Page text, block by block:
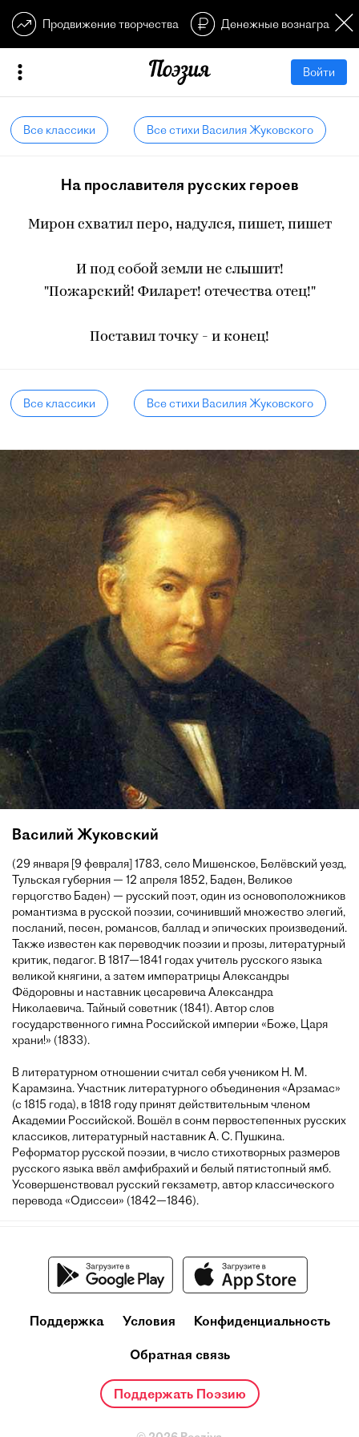
Продвижение творчества Денежные
Войти
Все классики Все стихи Василия Жуковского
На прославителя русских героев
Мирон схватил перо, надулся, пишет, пишет
И под собой земли не слышит!
"Пожарский! Филарет! отечества отец!"
Поставил точку - и конец!
Все классики Все стихи Василия Жуковского
Василий Жуковский
(29 января [9 февраля] 1783, село Мишенское, Белёвский уезд,
Тульская губерния — 12 апреля 1852, Баден, Великое
герцогство Баден) — русский поэт, один из основоположников
романтизма в русской поэзии, сочинивший множество элегий,
посланий, песен, романсов, баллад и эпических произведений.
Также известен как переводчик поэзии и прозы, литературный
критик, педагог. В 1817—1841 годах учитель русского языка
великой княгини, а затем императрицы Александры
Фёдоровны и наставник цесаревича Александра
Николаевича. Тайный советник (1841). Автор слов
государственного гимна Российской империи «Боже, Царя
храни!» (1833).
В литературном отношении считал себя учеником Н. М.
Карамзина. Участник литературного объединения «Арзамас»
(с 1815 года), в 1818 году принят действительным членом
Академии Российской. Вошёл в сонм первостепенных русских
классиков, литературный наставник А. С. Пушкина.
Реформатор русской поэзии, в число стихотворных размеров
русского языка ввёл амфибрахий и белый пятистопный ямб.
Усовершенствовал русский гекзаметр, автор классического
перевода «Одиссеи» (1842—1846).
Поддержка Условия Конфиденциальность
Обратная связь
Поддержать Поэзию